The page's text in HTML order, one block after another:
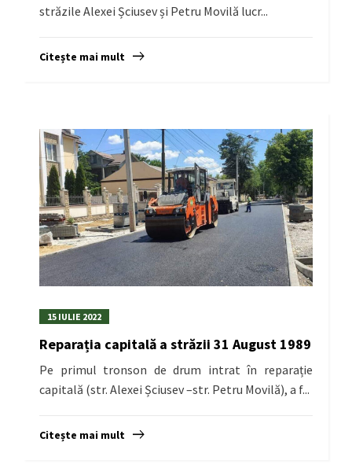
străzile Alexei Șciusev și Petru Movilă lucr...
Citește mai mult
15 IULIE 2022
Reparația capitală a străzii 31 August 1989
Pe primul tronson de drum intrat în reparație
capitală (str. Alexei Șciusev –str. Petru Movilă), a f...
Citește mai mult